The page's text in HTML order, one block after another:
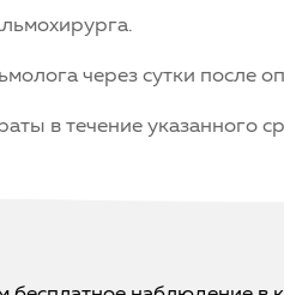
через сутки после
в течение указанного